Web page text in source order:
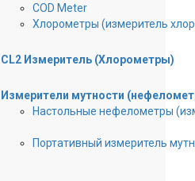
COD Meter
Хлорометры (измеритель
CL2 Измеритель (Хлорометры)
Измерители мутности
Настольные нефелометры
Портативный измеритель